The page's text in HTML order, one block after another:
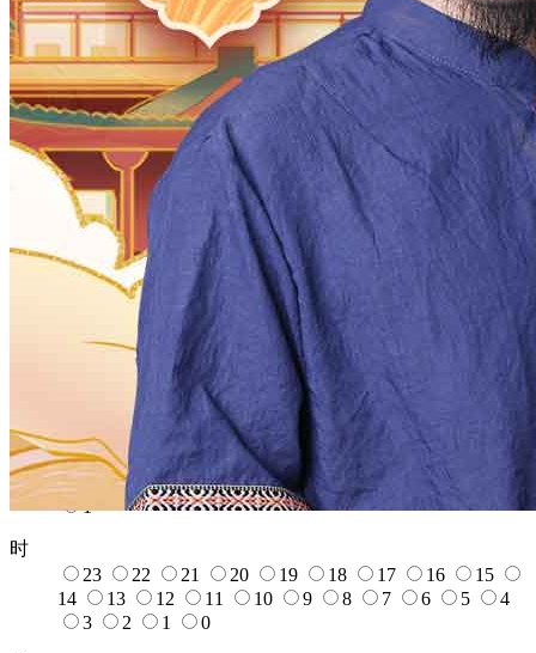
1976
1975 1974 1973 1972
1971
1969 1968 1967 1966 1965
1964
1963
1962 1961 1960 1959
1958
1957
1956 1955 1953 1952
1951
1950
1949 1948 1947
1944
1943 1942 1941 1940 1939
1938
1937
1936 1935 1934 1933
1932
1931
1930 1928 1927 1926
1924
1923 1922 1920
1919
1918
1916 1915 1914
1912
1911
1909 1908 1907
1905
1904 1903 1902 1900
12
11 7
31
30 29 28 27 25 24
22
21 20 18 17
12
11 10 9 8 7 4
1
时
23
22 21 20 19 18 17 16
15
14
13 12 11 10 9 8 7 6 5
4
3
2 1 0